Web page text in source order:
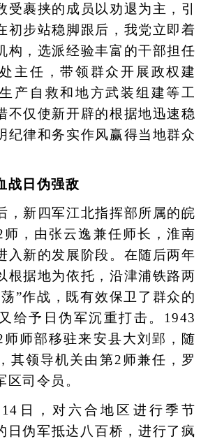
受裹挟的成员以劝退为主，引
初步站稳脚跟后，我党立即着
构，选派经验丰富的干部担任
主任，带领群众开展政权建
产自救和地方武装组建等工
不仅使新开辟的根据地迅速稳
纪律和务实作风赢得当地群众
战日伪强敌
新四军江北指挥部所属的皖
，由张云逸兼任师长，淮南
入新的发展阶段。在随后两年
根据地为依托，沿津浦铁路两
”作战，既有效保卫了群众的
给予日伪军沉重打击。1943
师部移驻来安县大刘郢，随
其领导机关由第2师兼任，罗
司令员。
，对六合地区进行季节
日伪军抵达八百桥，进行了疯